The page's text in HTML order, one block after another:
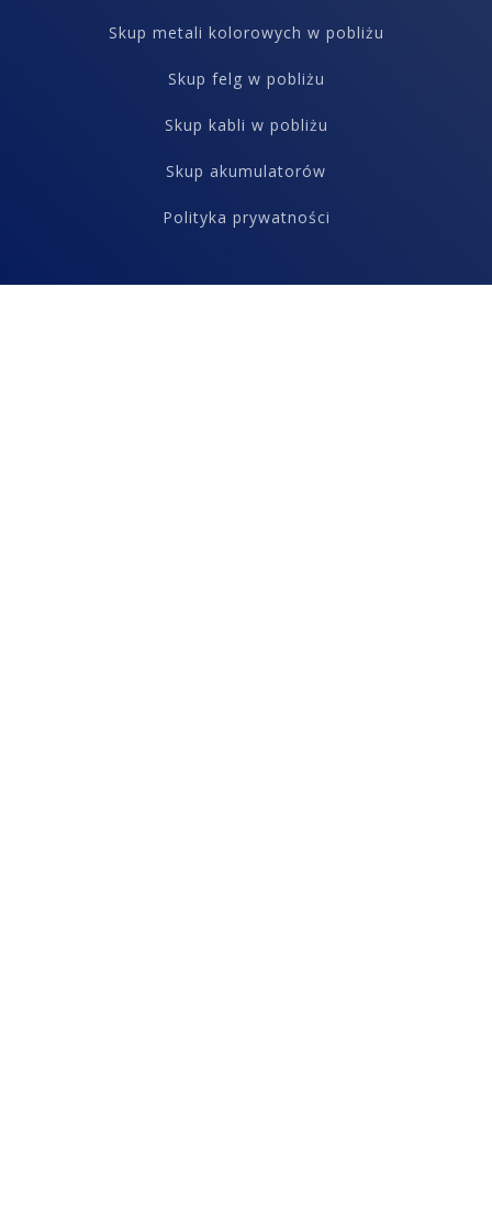
Skup metali kolorowych w pobliżu
Skup felg w pobliżu
Skup kabli w pobliżu
Skup akumulatorów
Polityka prywatności